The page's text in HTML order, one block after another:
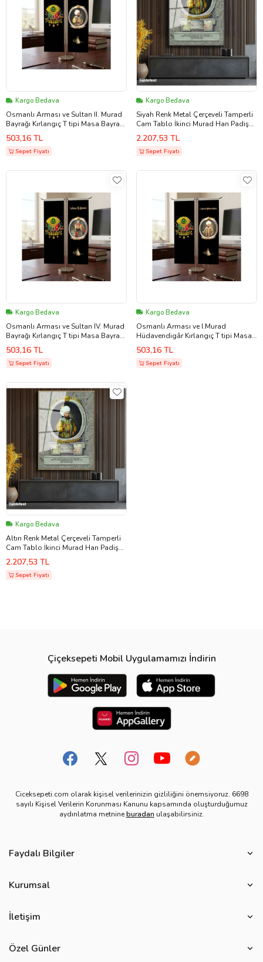
Kargo Bedava
Osmanlı Arması ve Sultan II. Murad
Bayrağı Kırlangıç T tipi Masa Bayrak
Takımı
503,16 TL
Sepet Fiyatı
Kargo Bedava
Siyah Renk Metal Çerçeveli Tamperli
Cam Tablo İkinci Murad Han Padişah
Portresi Osmanlı Tablosu Duvar
Dekoru
2.207,53 TL
Sepet Fiyatı
Kargo Bedava
Osmanlı Arması ve Sultan IV. Murad
Bayrağı Kırlangıç T tipi Masa Bayrak
Takımı
503,16 TL
Sepet Fiyatı
Kargo Bedava
Osmanlı Arması ve I.Murad
Hüdavendigâr Kırlangıç T tipi Masa
Bayrak Takımı
503,16 TL
Sepet Fiyatı
Kargo Bedava
Altın Renk Metal Çerçeveli Tamperli
Cam Tablo İkinci Murad Han Padişah
Portresi Osmanlı Tablosu Duvar
Dekoru
2.207,53 TL
Sepet Fiyatı
Çiçeksepeti Mobil Uygulamamızı İndirin
Ciceksepeti.com olarak kişisel verilerinizin gizliliğini önemsiyoruz. 6698
sayılı Kişisel Verilerin Korunması Kanunu kapsamında oluşturduğumuz
aydınlatma metnineburadan ulaşabilirsiniz.
Faydalı Bilgiler
Çiçek Anlamları
Mevsimlere Göre Çiçekler
Kurumsal
Ürün Güvenliği
İletişim
Özel Günler